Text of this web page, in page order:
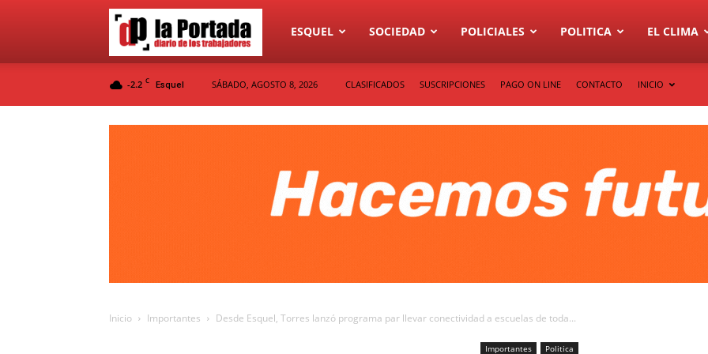
Diario
ESQUEL SOCIEDAD POLICIALES POLITICA EL CLIMA
-2.2 C Esquel SÁBADO, AGOSTO 8, 2026 CLASIFICADOS SUSCRIPCIONES PAGO ON LINE CONTACTO INICIO
Inicio Importantes Desde Esquel, Torres lanzó programa par llevar conectividad a escuelas de toda...
Importantes Politica